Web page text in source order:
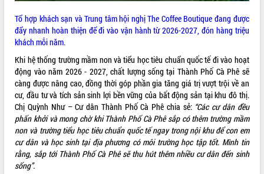
Thứ trưởng Bộ Y tế làm việc với tỉnh
Đắk Lắk về phát triển nhân lực y tế
cho trạm y tế cấp xã
Du lịch Đắk Lắk nâng tầm trải nghiệm
du khách thông qua Hệ thống cơ sở dữ
liệu và Bản đồ số
Tập huấn ứng dụng trí tuệ nhân tạo (AI)
trong thương mại điện tử năm 2026
Đoàn đại biểu Quốc hội tỉnh Đắk Lắk
trao đổi thông tin trước Kỳ họp thứ
nhất, Quốc hội khóa XVI
Quyết liệt cải cách hành chính, khơi
Tổ hợp khách sạn và Trung tâm hội nghị The Coffee Boutique đang được
đẩy nhanh hoàn thiện để đi vào vận hành từ 2026-2027, đón hàng triệu
khách mỗi năm.
Khi hệ thống trường mầm non và tiểu học tiêu chuẩn quốc tế đi vào hoạt
động vào năm 2026 - 2027, chất lượng sống tại Thành Phố Cà Phê sẽ
càng được nâng cao, đồng thời góp phần gia tăng giá trị vượt trội về an
cư, đầu tư và tích sản sinh lợi bền vững của bất động sản tại khu đô thị.
Chị Quỳnh Như – Cư dân Thành Phố Cà Phê chia sẻ: “Các cư dân đều
phấn khởi và mong chờ khi Thành Phố Cà Phê sắp có thêm trường mầm
non và trường tiểu học tiêu chuẩn quốc tế ngay trong nội khu để con em
cư dân và học sinh tại địa phương có môi trường học tập tốt. Mình tin
rằng, sắp tới Thành Phố Cà Phê sẽ thu hút thêm nhiều cư dân đến sinh
sống”.